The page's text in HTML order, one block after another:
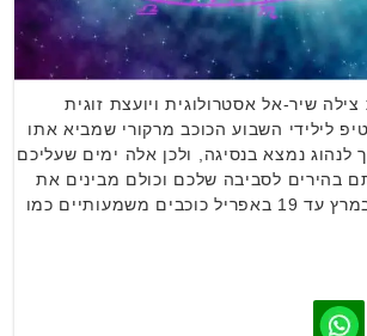
שיר-אל אסטרולוגית ויועצת זוגית
לילידי השבוע הכוכב מרקורי שמביא אתו
לנהוג נמצא בנסיגה, ולכן אלה ימים שעליכם
בהירים לסביבה שלכם וכולם מבינים את
כוונותיכם. טלה 21 במרץ עד 19 באפריל כוכבים משמעותיים כמו